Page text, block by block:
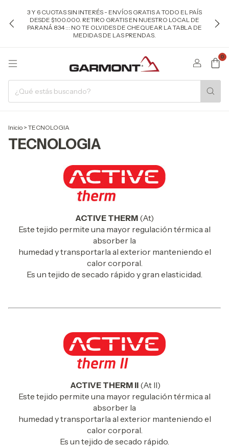
3 Y 6 CUOTAS SIN INTERÉS - ENVÍOS GRATIS A TODO EL PAÍS
DESDE $100.000. RETIRO GRATIS EN NUESTRO LOCAL DE
PARANÁ 834 ::: NO TE OLVIDES DE CHEQUEAR LA TABLA DE
MEDIDAS DE LAS PRENDAS.
0
Inicio > TECNOLOGIA
TECNOLOGIA
ACTIVE THERM (At)
Este tejido permite una mayor regulación térmica al
absorber la
humedad y transportarla al exterior manteniendo el
calor corporal.
Es un tejido de secado rápido y gran elasticidad.
ACTIVE THERM II (At II)
Este tejido permite una mayor regulación térmica al
absorber la
humedad y transportarla al exterior manteniendo el
calor corporal.
Es un tejido de secado rápido.